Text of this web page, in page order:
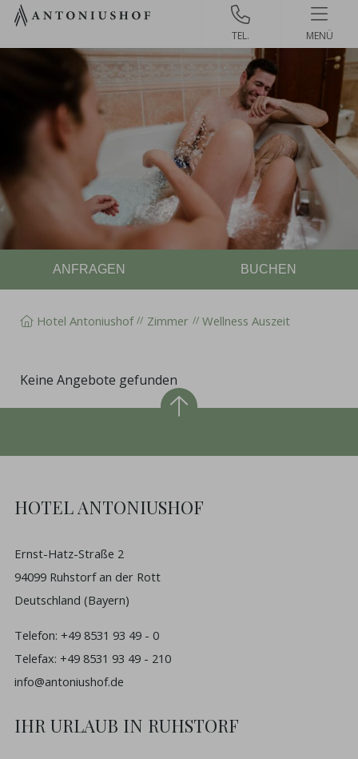
springen
MENÜ
BUCHEN
ANFRAGEN
Hotel Antoniushof Zimmer Wellness Auszeit
Keine Angebote gefunden
HOTEL ANTONIUSHOF
Ernst-Hatz-Straße 2
94099 Ruhstorf an der Rott
Deutschland (Bayern)
Telefon:+49 8531 93 49 - 0
Telefax: +49 8531 93 49 - 210
info@antoniushof.de
IHR URLAUB IN RUHSTORF